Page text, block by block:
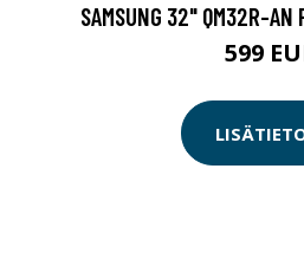
SAMSUNG 32" QM32R-
599